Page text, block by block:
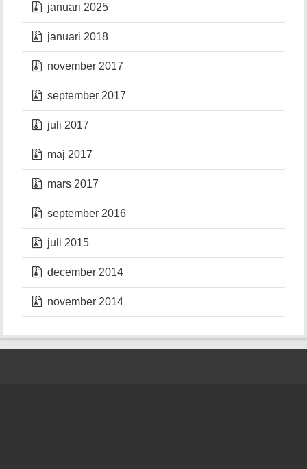
januari 2025
januari 2018
november 2017
september 2017
juli 2017
maj 2017
mars 2017
september 2016
juli 2015
december 2014
november 2014